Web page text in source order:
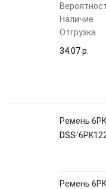
Наличие
Отгрузка
34.07 p.
Ремень
DSS
Ремень